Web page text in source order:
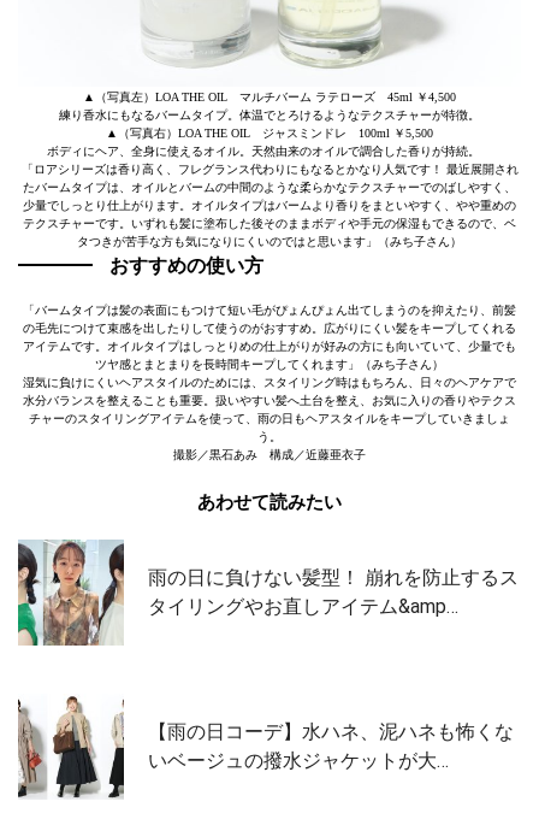
▲（写真左）LOA THE OIL マルチバーム ラテローズ 45ml ￥4,500
練り香水にもなるバームタイプ。体温でとろけるようなテクスチャーが特徴。
▲（写真右）LOA THE OIL ジャスミンドレ 100ml ￥5,500
ボディにヘア、全身に使えるオイル。天然由来のオイルで調合した香りが持続。
「ロアシリーズは香り高く、フレグランス代わりにもなるとかなり人気です！ 最近展開され
たバームタイプは、オイルとバームの中間のような柔らかなテクスチャーでのばしやすく、
少量でしっとり仕上がります。オイルタイプはバームより香りをまといやすく、やや重めの
テクスチャーです。いずれも髪に塗布した後そのままボディや手元の保湿もできるので、ベ
タつきが苦手な方も気になりにくいのではと思います」（みち子さん）
おすすめの使い方
「バームタイプは髪の表面にもつけて短い毛がぴょんぴょん出てしまうのを抑えたり、前髪
の毛先につけて束感を出したりして使うのがおすすめ。広がりにくい髪をキープしてくれる
アイテムです。オイルタイプはしっとりめの仕上がりが好みの方にも向いていて、少量でも
ツヤ感とまとまりを長時間キープしてくれます」（みち子さん）
湿気に負けにくいヘアスタイルのためには、スタイリング時はもちろん、日々のヘアケアで
水分バランスを整えることも重要。扱いやすい髪へ土台を整え、お気に入りの香りやテクス
チャーのスタイリングアイテムを使って、雨の日もヘアスタイルをキープしていきましょ
う。
撮影／黒石あみ 構成／近藤亜衣子
あわせて読みたい
雨の日に負けない髪型！ 崩れを防止するス
タイリングやお直しアイテム&amp…
【雨の日コーデ】水ハネ、泥ハネも怖くな
いベージュの撥水ジャケットが大…